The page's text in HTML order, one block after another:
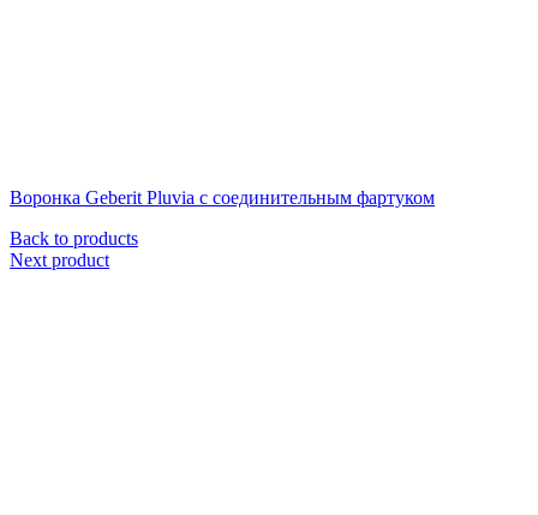
Воронка Geberit Pluvia с соединительным фартуком
Back to products
Next product